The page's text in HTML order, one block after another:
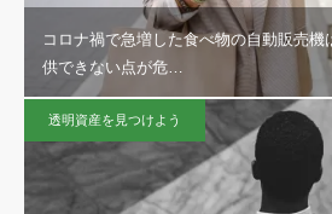
コロナ禍で急増した食べ物の自動販売機
供できない点が危…
透明資産を見つけよう